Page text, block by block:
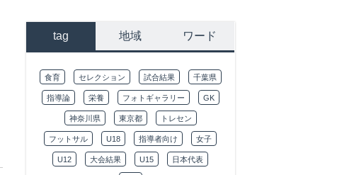
tag 地域 ワード
食育 セレクション 試合結果 千葉県
指導論 栄養 フォトギャラリー GK
神奈川県 東京都 トレセン
フットサル U18 指導者向け 女子
U12 大会結果 U15 日本代表